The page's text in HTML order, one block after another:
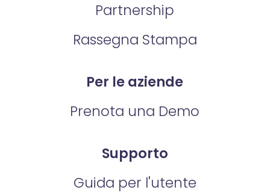
Partnership
Rassegna Stampa
Per le aziende
Prenota una Demo
Supporto
Guida per l'utente